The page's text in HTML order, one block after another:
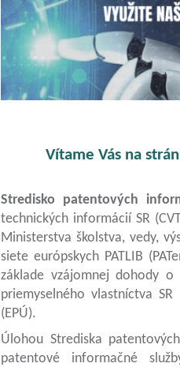
Vítame Vás na
Stredisko patentových
technických informácií SR
Ministerstva školstva, vedy,
siete európskych PATLIB
základe vzájomnej dohody
priemyselného vlastníctva
(EPÚ).
Úlohou Strediska
patentové informačné